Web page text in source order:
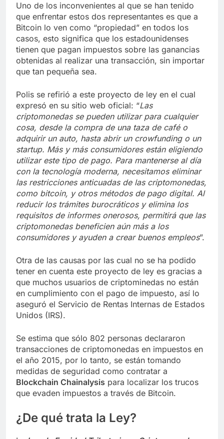
Uno de los inconvenientes al que se han tenido
que enfrentar estos dos representantes es que a
Bitcoin lo ven como “propiedad” en todos los
casos, esto significa que los estadounidenses
tienen que pagan impuestos sobre las ganancias
obtenidas al realizar una transacción, sin importar
que tan pequeña sea.
Polis se refirió a este proyecto de ley en el cual
expresó en su sitio web oficial: “Las
criptomonedas se pueden utilizar para cualquier
cosa, desde la compra de una taza de café o
adquirir un auto, hasta abrir un crowfunding o un
startup. Más y más consumidores están eligiendo
utilizar este tipo de pago. Para mantenerse al día
con la tecnología moderna, necesitamos eliminar
las restricciones anticuadas de las criptomonedas,
como bitcoin, y otros métodos de pago digital. Al
reducir los trámites burocráticos y elimina los
requisitos de informes onerosos, permitirá que las
criptomonedas beneficien aún más a los
consumidores y ayuden a crear buenos empleos”.
Otra de las causas por las cual no se ha podido
tener en cuenta este proyecto de ley es gracias a
que muchos usuarios de criptominedas no están
en cumplimiento con el pago de impuesto, así lo
aseguró el Servicio de Rentas Internas de Estados
Unidos (IRS).
Se estima que sólo 802 personas declararon
transacciones de criptomonedas en impuestos en
el año 2015, por lo tanto, se están tomando
medidas de seguridad como contratar a
Blockchain Chainalysis para localizar los trucos
que evaden impuestos a través de Bitcoin.
¿De qué trata la Ley?